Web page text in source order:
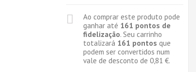
Ao comprar este produto pode
ganhar até 161 pontos de
fidelização. Seu carrinho
totalizará 161 pontos que
podem ser convertidos num
vale de desconto de 0,81 €.